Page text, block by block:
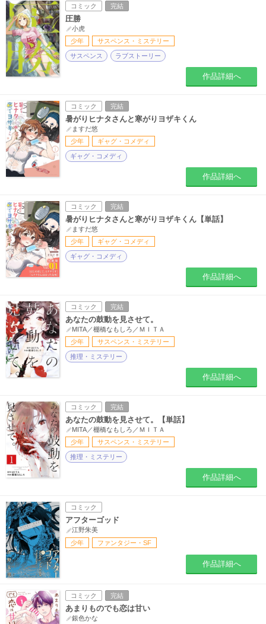
コミック 完結
圧勝
小虎
少年
サスペンス・ミステリー
サスペンス ラブストーリー
作品詳細へ
コミック 完結
暑がりヒナタさんと寒がりヨザキくん
ますだ悠
少年
ギャグ・コメディ
ギャグ・コメディ
作品詳細へ
コミック 完結
暑がりヒナタさんと寒がりヨザキくん【単話】
ますだ悠
少年
ギャグ・コメディ
ギャグ・コメディ
作品詳細へ
コミック 完結
あなたの鼓動を見させて。
MITA／棚橋なもしろ／ＭＩＴＡ
少年
サスペンス・ミステリー
推理・ミステリー
作品詳細へ
コミック 完結
あなたの鼓動を見させて。【単話】
MITA／棚橋なもしろ／ＭＩＴＡ
少年
サスペンス・ミステリー
推理・ミステリー
作品詳細へ
コミック
アフターゴッド
江野朱美
少年
ファンタジー・SF
作品詳細へ
コミック 完結
あまりものでも恋は甘い
銀色かな